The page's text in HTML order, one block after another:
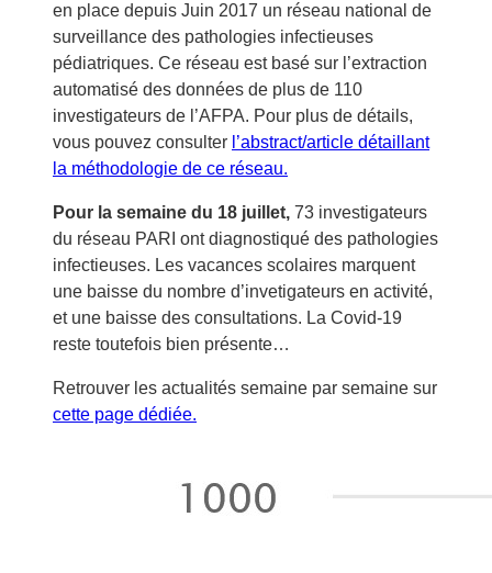
en place depuis Juin 2017 un réseau national de
surveillance des pathologies infectieuses
pédiatriques. Ce réseau est basé sur l’extraction
automatisé des données de plus de 110
investigateurs de l’AFPA. Pour plus de détails,
vous pouvez consulter l’abstract/article détaillant
la méthodologie de ce réseau.
Pour la semaine du 18 juillet, 73 investigateurs
du réseau PARI ont diagnostiqué des pathologies
infectieuses. Les vacances scolaires marquent
une baisse du nombre d’invetigateurs en activité,
et une baisse des consultations. La Covid-19
reste toutefois bien présente…
Retrouver les actualités semaine par semaine sur
cette page dédiée.